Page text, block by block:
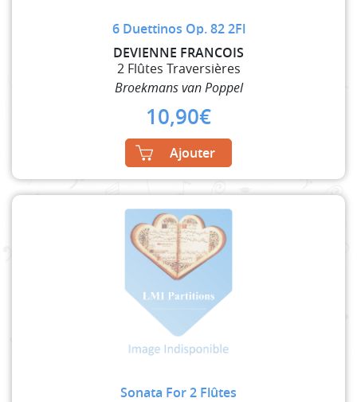
6 Duettinos Op. 82 2Fl
DEVIENNE FRANCOIS
2 Flûtes Traversières
Broekmans van Poppel
10,90€
Ajouter
Sonata For 2 Flûtes